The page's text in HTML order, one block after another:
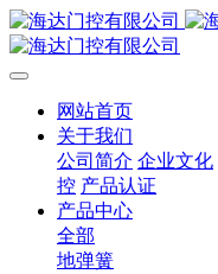
网站首页
关于我们
公司简介 企业文化
控 产品认证
产品中心
全部
地弹簧